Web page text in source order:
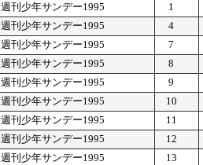
週刊少年サンデー1995
1
週刊少年サンデー1995
4
週刊少年サンデー1995
7
週刊少年サンデー1995
8
週刊少年サンデー1995
9
週刊少年サンデー1995
10
週刊少年サンデー1995
11
週刊少年サンデー1995
12
週刊少年サンデー1995
13